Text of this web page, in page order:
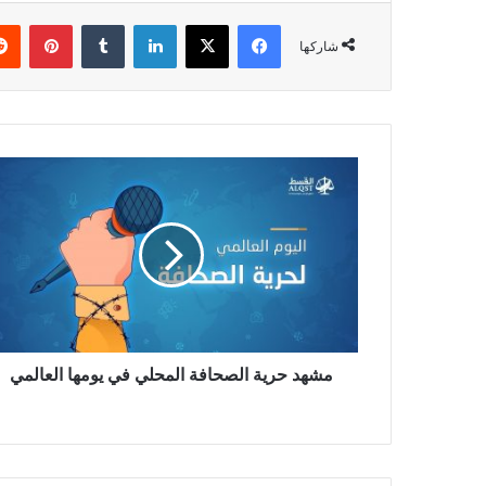
شاركها
فيسبوك X لينكدإن
مشهد حرية الصحافة المحلي في يومها العالمي